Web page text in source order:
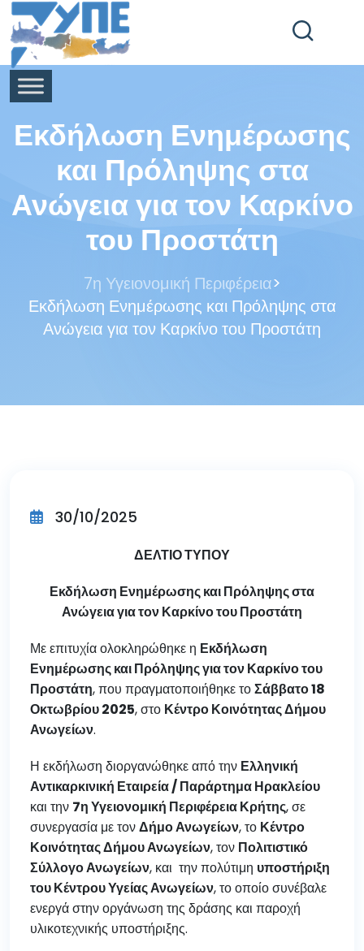
End Header Section -->
Εκδήλωση Ενημέρωσης
και Πρόληψης στα
Ανώγεια για τον Καρκίνο
του Προστάτη
7η Υγειονομική Περιφέρεια>
Εκδήλωση Ενημέρωσης και Πρόληψης στα
Ανώγεια για τον Καρκίνο του Προστάτη
30/10/2025
ΔΕΛΤΙΟ ΤΥΠΟΥ
Εκδήλωση Ενημέρωσης και Πρόληψης στα
Ανώγεια για τον Καρκίνο του Προστάτη
Με επιτυχία ολοκληρώθηκε η Εκδήλωση
Ενημέρωσης και Πρόληψης για τον Καρκίνο του
Προστάτη, που πραγματοποιήθηκε τοΣάββατο 18
Οκτωβρίου 2025, στο Κέντρο Κοινότητας Δήμου
Ανωγείων.
Η εκδήλωση διοργανώθηκε από την Ελληνική
Αντικαρκινική Εταιρεία / Παράρτημα Ηρακλείου
και την 7η Υγειονομική Περιφέρεια Κρήτης, σε
συνεργασία με τονΔήμο Ανωγείων, το Κέντρο
Κοινότητας Δήμου Ανωγείων, τον Πολιτιστικό
Σύλλογο Ανωγείων, και την πολύτιμη υποστήριξη
του Κέντρου Υγείας Ανωγείων, το οποίο συνέβαλε
ενεργά στην οργάνωση της δράσης και παροχή
υλικοτεχνικής υποστήριξης.